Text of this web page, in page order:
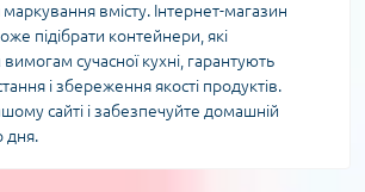
вмісту. Інтернет-магазин
підібрати контейнери, які
вимогам сучасної кухні, гарантують
і збереження якості продуктів.
сайті і забезпечуйте домашній
дня.